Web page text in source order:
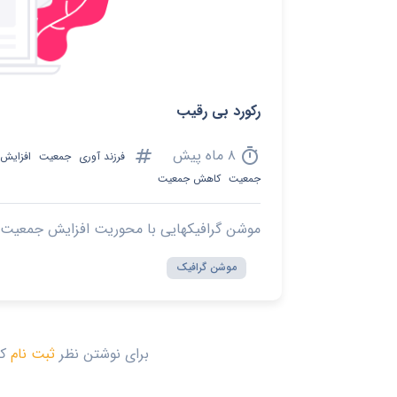
رکورد بی رقیب
timer ۸ ماه پیش tag فرزند آوری جمعیت افزایش
جمعیت کاهش جمعیت
موشن گرافیکهایی با محوریت افزایش جمعیت
موشن گرافیک
برای نوشتن نظرثبت نام